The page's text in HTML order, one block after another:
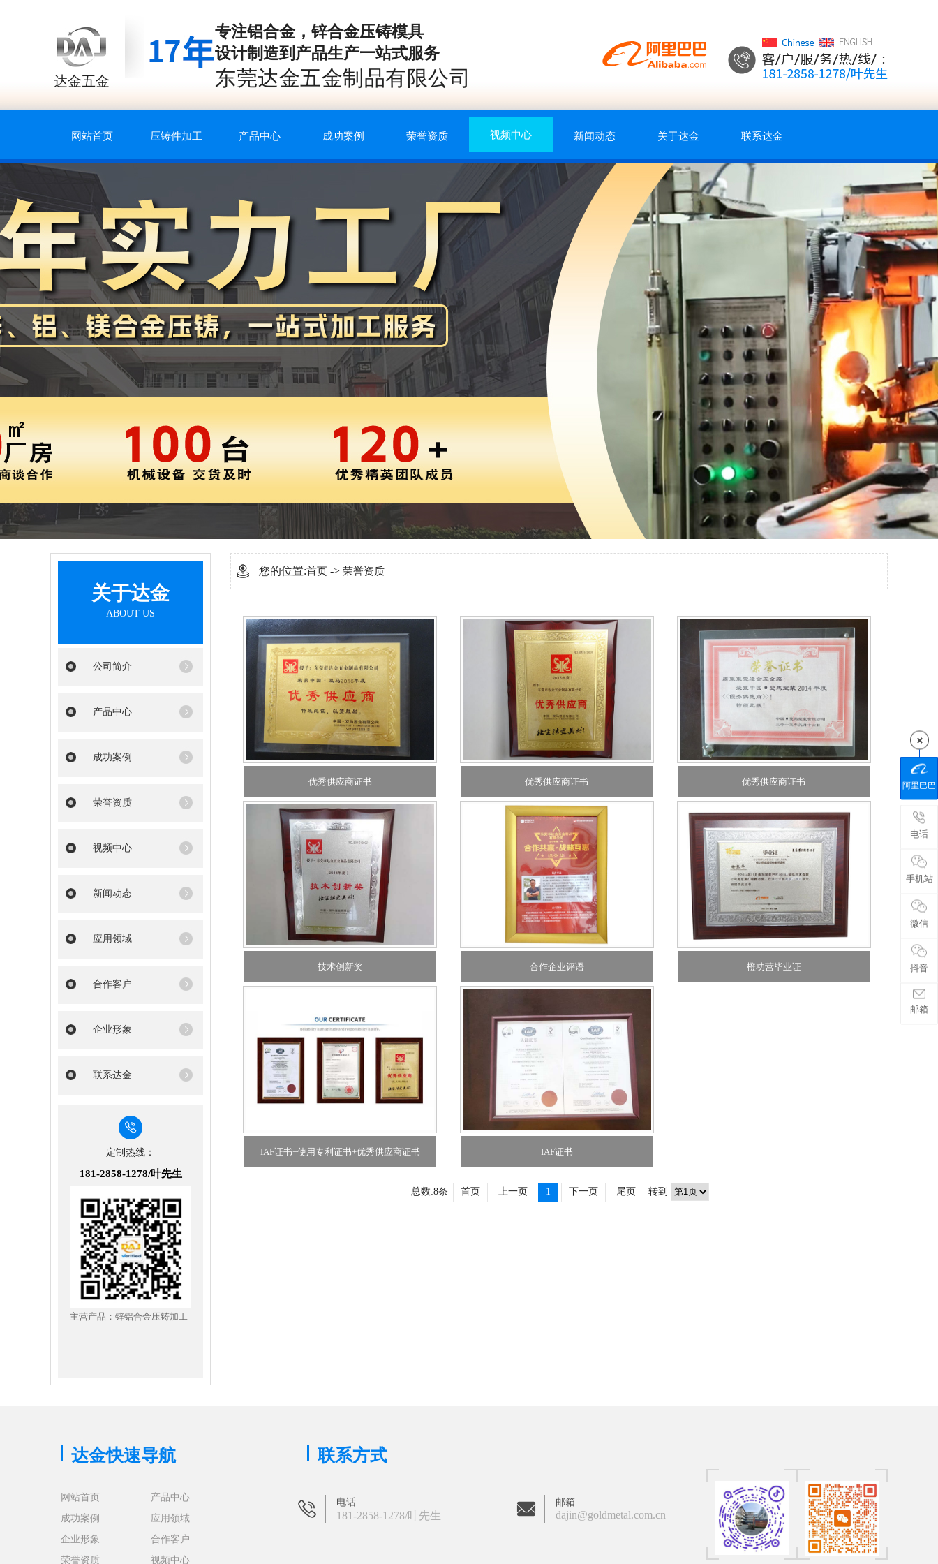
达金五金
专注铝合金，锌合金压铸模具
设计制造到产品生产一站式服务
东莞达金五金制品有限公司
网站首页 压铸件加工 产品中心 成功案例 荣誉资质 视频中心 新闻动态 关于达金 联系达金
关于达金
ABOUT US
公司简介
产品中心
成功案例
荣誉资质
视频中心
新闻动态
应用领域
合作客户
企业形象
联系达金
定制热线：
181-2858-1278/叶先生
主营产品：锌铝合金压铸加工
您的位置:首页 -> 荣誉资质
优秀供应商证书 优秀供应商证书 优秀供应商证书
技术创新奖 合作企业评语 橙功营毕业证
IAF证书+使用专利证书+优秀供应商证书 IAF证书
总数:8条 首页 上一页 1 下一页 尾页 转到
达金快速导航
网站首页
成功案例
企业形象
荣誉资质
产品中心
应用领域
合作客户
视频中心
联系方式
电话
181-2858-1278/叶先生
邮箱
dajin@goldmetal.com.cn
阿里巴巴
电话
手机站
微信
抖音
邮箱